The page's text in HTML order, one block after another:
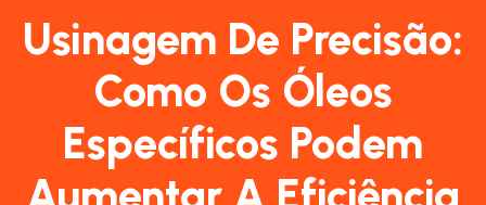
Usinagem De Precisão:
Como Os Óleos
Específicos Podem